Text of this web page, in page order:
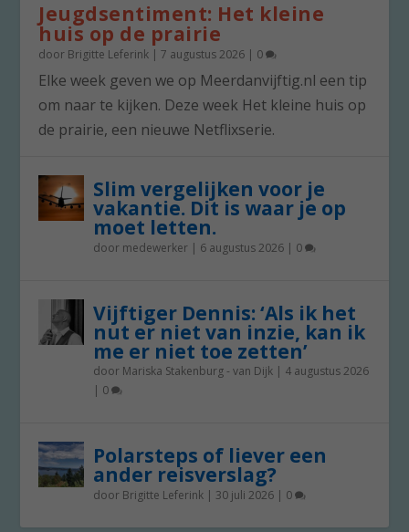
Jeugdsentiment: Het kleine
huis op de prairie
door Brigitte Leferink |7 augustus 2026 | 0
Elke week geven we op Meerdanvijftig.nl een tip
om naar te kijken. Deze week Het kleine huis op
de prairie, een nieuwe Netflixserie.
Slim vergelijken voor je
vakantie. Dit is waar je op
moet letten.
door medewerker | 6 augustus 2026 | 0
Vijftiger Dennis: ‘Als ik het
nut er niet van inzie, kan ik
me er niet toe zetten’
door Mariska Stakenburg - van Dijk | 4 augustus 2026
| 0
Polarsteps of liever een
ander reisverslag?
door Brigitte Leferink | 30 juli 2026 | 0